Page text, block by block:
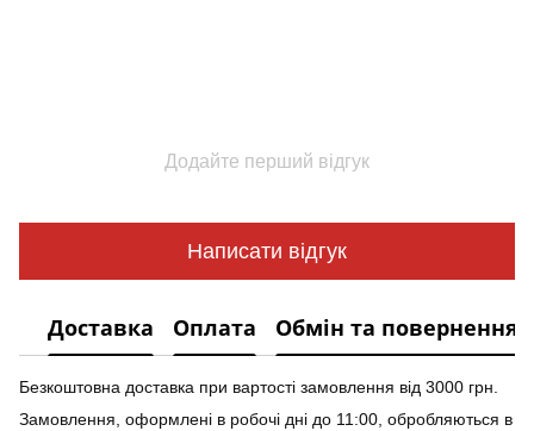
Додайте перший відгук
Написати відгук
Доставка Оплата Обмін та повернення
Безкоштовна доставка при вартості замовлення від 3000 грн.
Замовлення, оформлені в робочі дні до 11:00, обробляються в